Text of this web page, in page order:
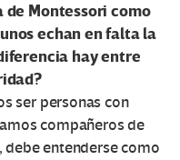
de Montessori como
echan en falta la
hay entre
ser personas con
compañeros de
debe entenderse como